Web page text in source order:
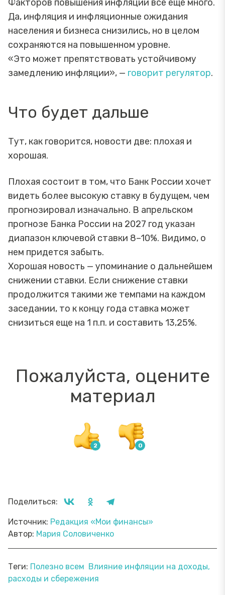
Факторов повышения инфляции все еще много.
Да, инфляция и инфляционные ожидания
населения и бизнеса снизились, но в целом
сохраняются на повышенном уровне.
«Это может препятствовать устойчивому
замедлению инфляции», — говорит регулятор.
Что будет дальше
Тут, как говорится, новости две: плохая и
хорошая.
Плохая состоит в том, что Банк России хочет
видеть более высокую ставку в будущем, чем
прогнозировал изначально. В апрельском
прогнозе Банка России на 2027 год указан
диапазон ключевой ставки 8–10%. Видимо, о
нем придется забыть.
Хорошая новость — упоминание о дальнейшем
снижении ставки. Если снижение ставки
продолжится такими же темпами на каждом
заседании, то к концу года ставка может
снизиться еще на 1 п.п. и составить 13,25%.
Пожалуйста, оцените
материал
Поделиться:
Источник: Редакция «Мои финансы»
Автор: Мария Соловиченко
Теги: Полезно всем Влияние инфляции на доходы,
расходы и сбережения